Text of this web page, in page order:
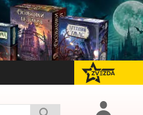
перейти на Zvezda